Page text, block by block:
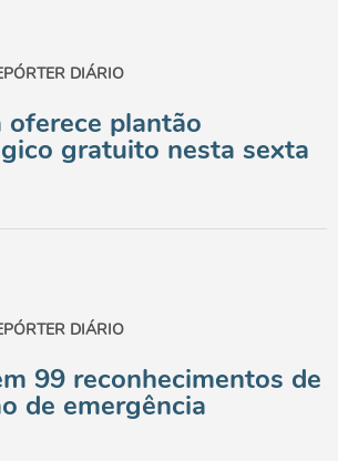
DIÁRIO
oferece plantão
gratuito nesta sexta
DIÁRIO
99 reconhecimentos de
de emergência